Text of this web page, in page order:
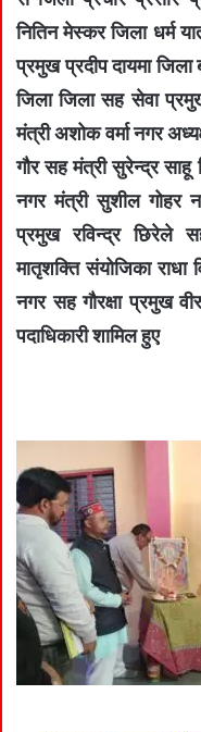
नितिन मेस्कर जिला धर्म
प्रमुख प्रदीप दायमा जिला
जिला जिला सह सेवा
मंत्री अशोक वर्मा नगर
गौर सह मंत्री सुरेन्द्र साहू
नगर मंत्री सुशील गोहर
प्रमुख रविन्द्र छिरेले
मातृशक्ति संयोजिका राधा
नगर सह गौरक्षा प्रमुख
पदाधिकारी शामिल हुए